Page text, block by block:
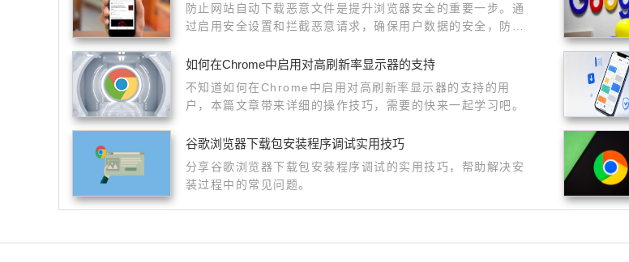
防止网站自动下载恶意文件是提升浏览器安全的重要一步。通
过启用安全设置和拦截恶意请求，确保用户数据的安全，防止
如何在Chrome中启用对高刷新率显示器的支持
不知道如何在Chrome中启用对高刷新率显示器的支持的用
户，本篇文章带来详细的操作技巧，需要的快来一起学习吧。
谷歌浏览器下载包安装程序调试实用技巧
分享谷歌浏览器下载包安装程序调试的实用技巧，帮助解决安
装过程中的常见问题。